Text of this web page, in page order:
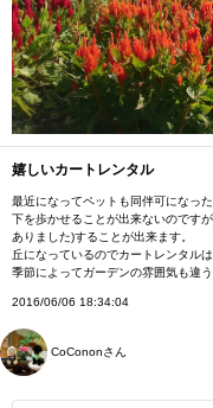
嬉しいカートレンタル
最近になってペットも同伴可になっ
下を歩かせることが出来ないのです
ありました)することが出来ます。
丘になっているのでカートレンタル
季節によってガーデンの雰囲気も違
2016/06/06 18:34:04
CoCononさん